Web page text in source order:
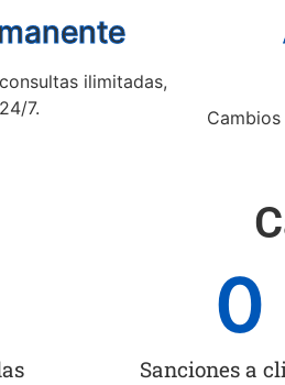
ilimitadas,
7.
Sanciones a
0